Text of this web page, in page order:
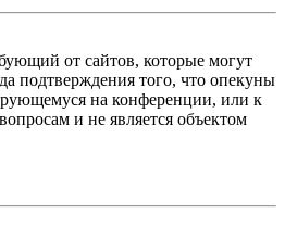
от сайтов, которые могут
подтверждения того, что опекуны
на конференции, или к
и не является объектом